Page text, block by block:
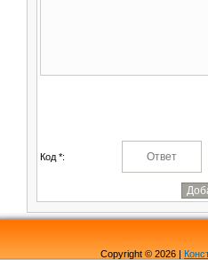
Код *:
Copyright © 2026 |